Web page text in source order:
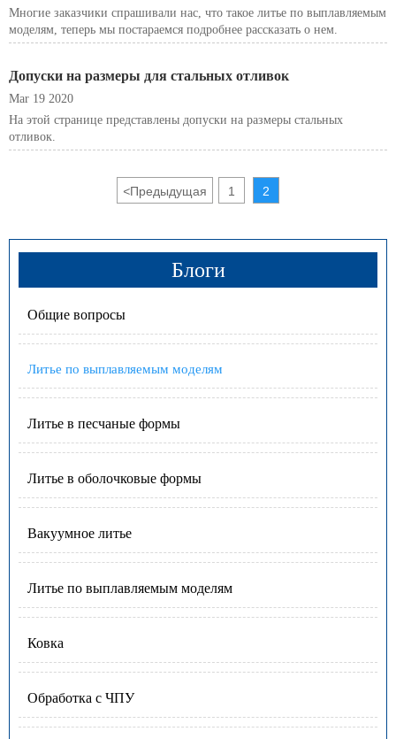
Многие заказчики спрашивали нас, что такое литье по выплавляемым
моделям, теперь мы постараемся подробнее рассказать о нем.
Допуски на размеры для стальных отливок
Mar 19 2020
На этой странице представлены допуски на размеры стальных
отливок.
<Предыдущая 1 2
Блоги
Общие вопросы
Литье по выплавляемым моделям
Литье в песчаные формы
Литье в оболочковые формы
Вакуумное литье
Литье по выплавляемым моделям
Ковка
Обработка с ЧПУ